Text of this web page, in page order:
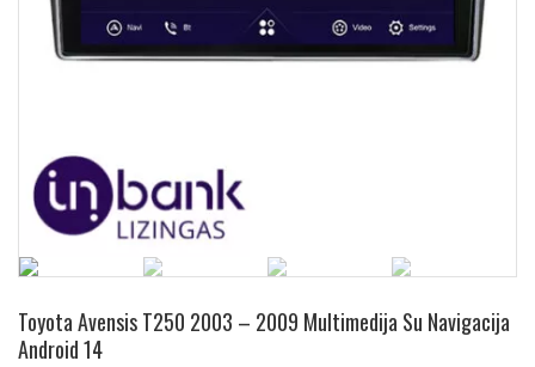
Toyota Avensis T250 2003 – 2009 Multimedija Su Navigacija
Android 14